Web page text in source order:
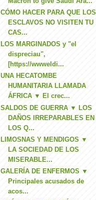
CÓMO HACER PARA QUE LOS
ESCLAVOS NO VISITEN TU
CAS...
LOS MARGINADOS y "el
dispreciau",
[https://wwweldi...
UNA HECATOMBE
HUMANITARIA LLAMADA
ÁFRICA ▼ El crec...
SALDOS DE GUERRA ▼ LOS
DAÑOS IRREPARABLES EN
LOS Q...
LIMOSNAS Y MENDIGOS ▼
LA SOCIEDAD DE LOS
MISERABLE...
GALERÍA DE ENFERMOS ▼
Principales acusados de
acos...